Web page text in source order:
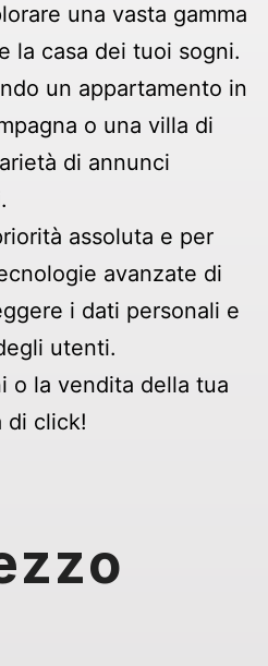
una vasta gamma
la casa dei tuoi sogni.
un appartamento in
o una villa di
di annunci
assoluta e per
avanzate di
i dati personali e
utenti.
o la vendita della tua
di click!